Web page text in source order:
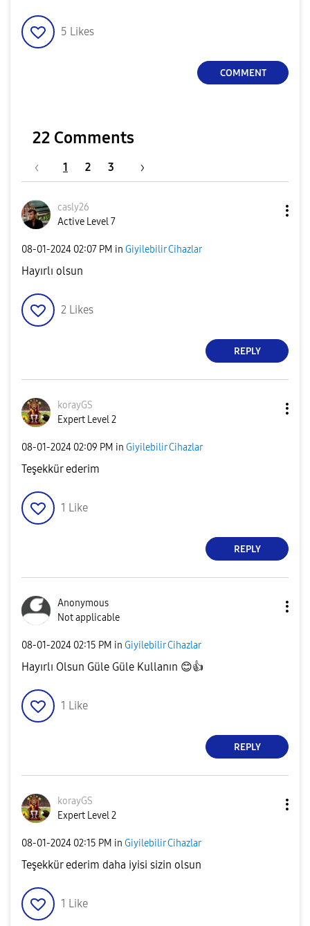
5 Likes
COMMENT
22 Comments
1 2 3
casly26
Active Level 7
‎08-01-2024 02:07 PM in Giyilebilir Cihazlar
Hayırlı olsun
2 Likes
REPLY
korayGS
Expert Level 2
‎08-01-2024 02:09 PM in Giyilebilir Cihazlar
Teşekkür ederim
1 Like
REPLY
Anonymous
Not applicable
‎08-01-2024 02:15 PM in Giyilebilir Cihazlar
Hayırlı Olsun Güle Güle Kullanın 😊👍
1 Like
REPLY
korayGS
Expert Level 2
‎08-01-2024 02:15 PM in Giyilebilir Cihazlar
Teşekkür ederim daha iyisi sizin olsun
1 Like